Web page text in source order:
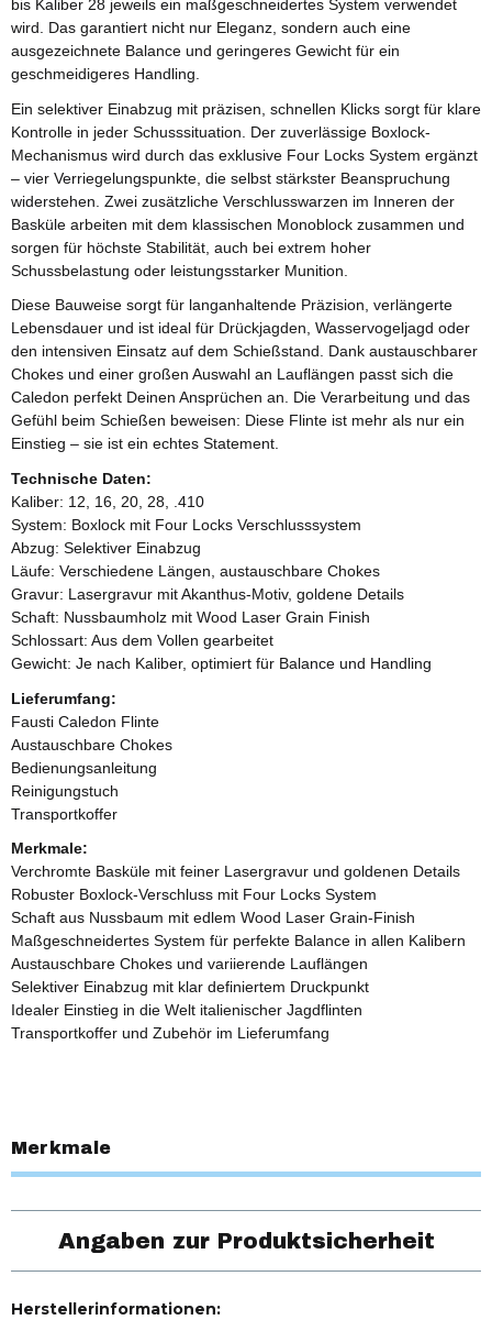
bis Kaliber 28 jeweils ein maßgeschneidertes System verwendet
wird. Das garantiert nicht nur Eleganz, sondern auch eine
ausgezeichnete Balance und geringeres Gewicht für ein
geschmeidigeres Handling.
Ein selektiver Einabzug mit präzisen, schnellen Klicks sorgt für klare
Kontrolle in jeder Schusssituation. Der zuverlässige Boxlock-
Mechanismus wird durch das exklusive Four Locks System ergänzt
– vier Verriegelungspunkte, die selbst stärkster Beanspruchung
widerstehen. Zwei zusätzliche Verschlusswarzen im Inneren der
Basküle arbeiten mit dem klassischen Monoblock zusammen und
sorgen für höchste Stabilität, auch bei extrem hoher
Schussbelastung oder leistungsstarker Munition.
Diese Bauweise sorgt für langanhaltende Präzision, verlängerte
Lebensdauer und ist ideal für Drückjagden, Wasservogeljagd oder
den intensiven Einsatz auf dem Schießstand. Dank austauschbarer
Chokes und einer großen Auswahl an Lauflängen passt sich die
Caledon perfekt Deinen Ansprüchen an. Die Verarbeitung und das
Gefühl beim Schießen beweisen: Diese Flinte ist mehr als nur ein
Einstieg – sie ist ein echtes Statement.
Technische Daten:
Kaliber: 12, 16, 20, 28, .410
System: Boxlock mit Four Locks Verschlusssystem
Abzug: Selektiver Einabzug
Läufe: Verschiedene Längen, austauschbare Chokes
Gravur: Lasergravur mit Akanthus-Motiv, goldene Details
Schaft: Nussbaumholz mit Wood Laser Grain Finish
Schlossart: Aus dem Vollen gearbeitet
Gewicht: Je nach Kaliber, optimiert für Balance und Handling
Lieferumfang:
Fausti Caledon Flinte
Austauschbare Chokes
Bedienungsanleitung
Reinigungstuch
Transportkoffer
Merkmale:
Verchromte Basküle mit feiner Lasergravur und goldenen Details
Robuster Boxlock-Verschluss mit Four Locks System
Schaft aus Nussbaum mit edlem Wood Laser Grain-Finish
Maßgeschneidertes System für perfekte Balance in allen Kalibern
Austauschbare Chokes und variierende Lauflängen
Selektiver Einabzug mit klar definiertem Druckpunkt
Idealer Einstieg in die Welt italienischer Jagdflinten
Transportkoffer und Zubehör im Lieferumfang
Merkmale
Angaben zur Produktsicherheit
Herstellerinformationen: